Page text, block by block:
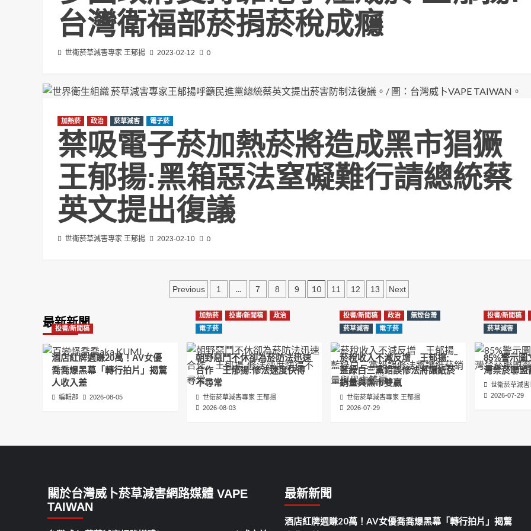
台灣衛福部菸捐菸稅成癮
世衛菸草減害專家 王郁揚 2023-02-12 0
加熱菸 政治 菸草減害 電子菸
禁吸電子菸加熱菸將造成黑市猖獗
王郁揚:黑箱惡法窒礙難行請總統蔡
英文提出復議
世衛菸草減害專家 王郁揚 2023-02-10 0
文
頁
Previous 1 ... 7 8 9 10 11 12 13 Next
最新新聞
投書/新聞稿
酒店紅牌週賺20萬！AV女優
喬喬爆黑幕「轉行拍片」揭驚
人收入差
編輯部 2026-08-05
加熱菸 投書/新聞稿
政治
電子菸
朝野惡鬥不休卻為菸防法迅速
合作 王郁揚:修法速度快得
不尋常
世衛菸草減害專家 王郁揚
2026-08-03
投書/新聞稿 政治
無煙台灣
菸草減害
電子菸
菸稅收入不減反增 王郁揚:
藍綠白三黨錯誤修法將讓紙菸
銷量與黑市雙贏
世衛菸草減害專家 王郁揚
2026-07-29
投書/新聞稿
菸草減害
85%警示
灣禁菸聯盟
世衛菸草減
2026-07-29
關於台灣威卜菸草減害網路媒體 VAPE
TAIWAN
最新新聞
酒店紅牌週賺20萬！AV女優喬喬爆黑幕「轉行拍片」揭驚